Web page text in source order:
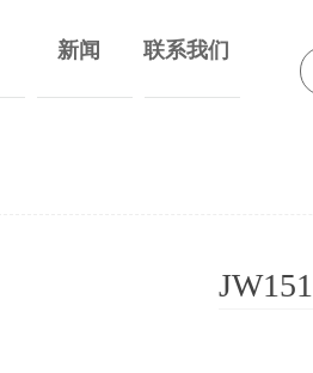
新闻 联系我们